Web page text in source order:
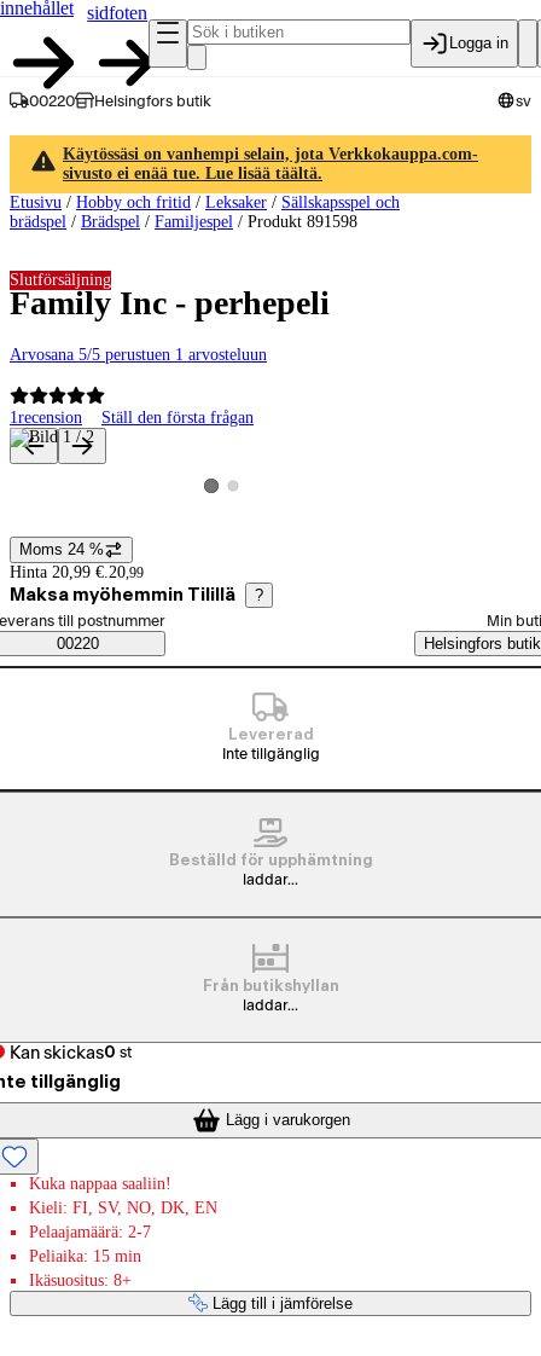
innehållet
sidfoten
Logga in
00220 Helsingfors butik sv
Käytössäsi on vanhempi selain, jota Verkkokauppa.com-
sivusto ei enää tue. Lue lisää täältä.
Etusivu / Hobby och fritid / Leksaker / Sällskapsspel och
brädspel / Brädspel / Familjespel / Produkt 891598
Family Inc - perhepeli
Arvosana 5/5 perustuen 1 arvosteluun
1recension Ställ den första frågan
Slutförsäljning
Produktbilder och videor
Visa produktbild 1
Visa produktbild 2
Prisinformation
Moms 24 %
Hinta 20,99 €. 20,99
Maksa myöhemmin Tilillä ?
Saatavuustiedot
beställningssätt
till postnummer
00220
Min
Helsingfors butik
Levererad
Inte tillgänglig
Beställd för upphämtning
laddar...
Från butikshyllan
laddar...
Kan skickas0 st
tillgänglig
Lägg i varukorgen
Kuka nappaa saaliin!
Kieli: FI, SV, NO, DK, EN
Pelaajamäärä: 2-7
Peliaika: 15 min
Ikäsuositus: 8+
Lägg till i jämförelse